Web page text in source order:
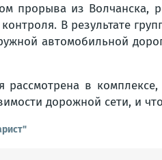
прорыва из Волчанска,
В результате
автомобильной
рассмотрена в
дорожной сети, и